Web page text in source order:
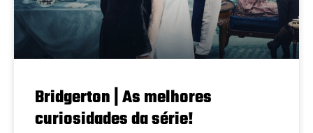
Bridgerton | As melhores
curiosidades da série!